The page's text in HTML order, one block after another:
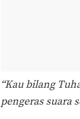
“Kau bilang
pengeras suara